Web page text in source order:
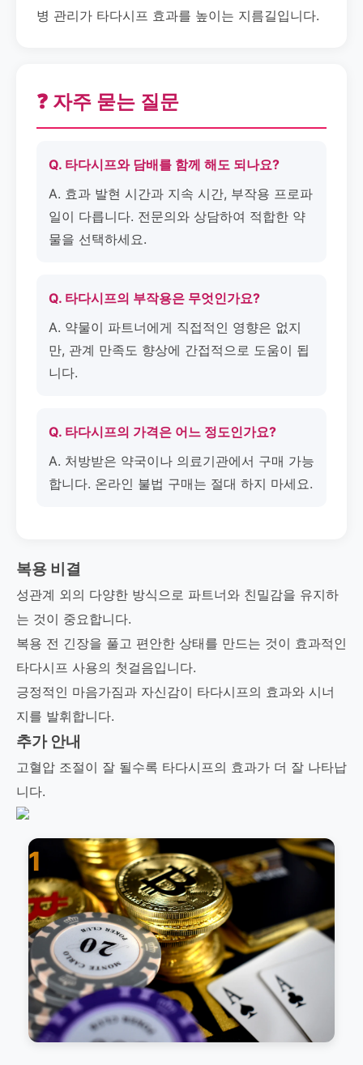
병 관리가 타다시프 효과를 높이는 지름길입니다.
❓ 자주 묻는 질문
Q. 타다시프와 담배를 함께 해도 되나요?
A. 효과 발현 시간과 지속 시간, 부작용 프로파
일이 다릅니다. 전문의와 상담하여 적합한 약
물을 선택하세요.
Q. 타다시프의 부작용은 무엇인가요?
A. 약물이 파트너에게 직접적인 영향은 없지
만, 관계 만족도 향상에 간접적으로 도움이 됩
니다.
Q. 타다시프의 가격은 어느 정도인가요?
A. 처방받은 약국이나 의료기관에서 구매 가능
합니다. 온라인 불법 구매는 절대 하지 마세요.
복용 비결
성관계 외의 다양한 방식으로 파트너와 친밀감을 유지하
는 것이 중요합니다.
복용 전 긴장을 풀고 편안한 상태를 만드는 것이 효과적인
타다시프 사용의 첫걸음입니다.
긍정적인 마음가짐과 자신감이 타다시프의 효과와 시너
지를 발휘합니다.
추가 안내
고혈압 조절이 잘 될수록 타다시프의 효과가 더 잘 나타납
니다.
1